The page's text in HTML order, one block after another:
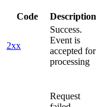
Code Description
2xx
Success.
Event is
accepted for
processing
Request